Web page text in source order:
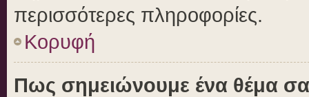
περισσότερες πληροφορίες.
Κορυφή
Πως σημειώνουμε ένα θέμα